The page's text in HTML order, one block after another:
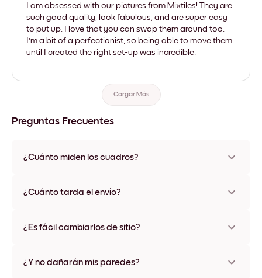
I am obsessed with our pictures from Mixtiles! They are
such good quality, look fabulous, and are super easy
to put up. I love that you can swap them around too.
I'm a bit of a perfectionist, so being able to move them
until I created the right set-up was incredible.
Cargar Más
Preguntas Frecuentes
¿Cuánto miden los cuadros?
varios materiales y colores de marco, incluidas opciones sin
¿Cuánto tarda el envío?
disponibles en algunos países. Te enviaremos un número de
¿Es fácil cambiarlos de sitio?
ningún daño
¿Y no dañarán mis paredes?